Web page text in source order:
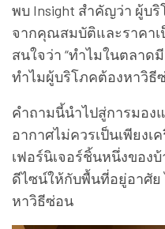
พบ Insight สำคัญว่า ผู้บ
จากคุณสมบัติและราคา
สนใจว่า “ทำไมในตลาด
ทำไมผู้บริโภคต้องหาวิธี
คำถามนี้นำไปสู่การมอง
อากาศไม่ควรเป็นเพียงเ
เฟอร์นิเจอร์ชิ้นหนึ่งของ
ดีไซน์ให้กับพื้นที่อยู่อาศั
หาวิธีซ่อน